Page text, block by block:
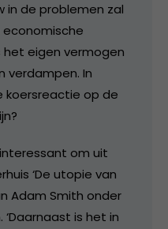
in de problemen zal
eigen vermogen
verdampen. In
koersreactie op de
om uit
‘De utopie van
Adam Smith onder
is het in